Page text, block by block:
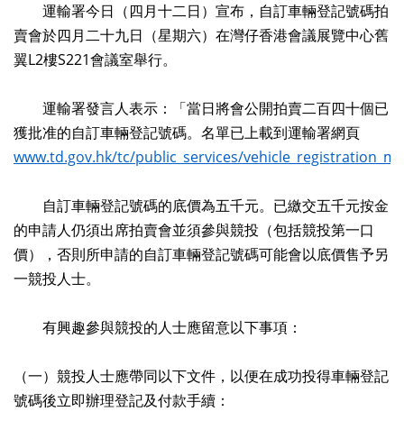
運輸署今日（四月十二日）宣布，自訂車輛登記號碼拍
賣會於四月二十九日（星期六）在灣仔香港會議展覽中心舊
翼L2樓S221會議室舉行。
運輸署發言人表示：「當日將會公開拍賣二百四十個已
獲批准的自訂車輛登記號碼。名單已上載到運輸署網頁
www.td.gov.hk/tc/public_services/
自訂車輛登記號碼的底價為五千元。已繳交五千元按金
的申請人仍須出席拍賣會並須參與競投（包括競投第一口
價），否則所申請的自訂車輛登記號碼可能會以底價售予另
一競投人士。
有興趣參與競投的人士應留意以下事項：
（一）競投人士應帶同以下文件，以便在成功投得車輛登記
號碼後立即辦理登記及付款手續：